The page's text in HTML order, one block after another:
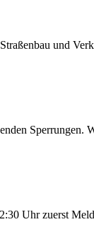
und
Uhr zuerst